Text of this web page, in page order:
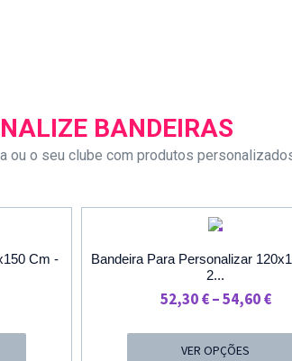
BANDEIRAS
ou o seu clube com produtos
Cm -
Bandeira Para Personalizar
2...
52,30€–54,60€
VER OPÇÕES